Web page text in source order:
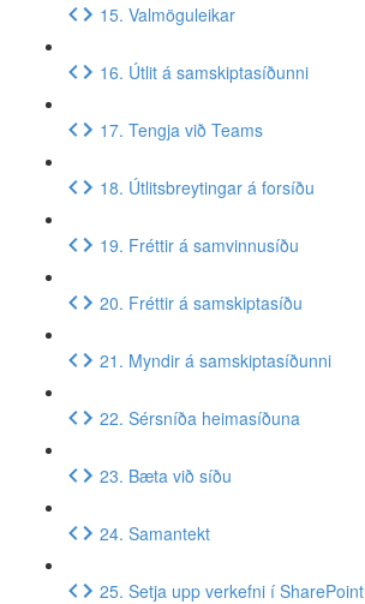
15. Valmöguleikar
16. Útlit á samskiptasíðunni
17. Tengja við Teams
18. Útlitsbreytingar á forsíðu
19. Fréttir á samvinnusíðu
20. Fréttir á samskiptasíðu
21. Myndir á samskiptasíðunni
22. Sérsníða heimasíðuna
23. Bæta við síðu
24. Samantekt
25. Setja upp verkefni í SharePoint